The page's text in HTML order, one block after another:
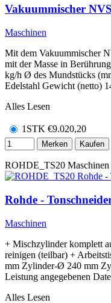
Vakuummischer
Maschinen
Mit dem Vakuummischer
mit der Masse in
kg/h Ø des Mundstücks
Edelstahl Gewicht (netto)
Alles Lesen
1STK €9.020,20
Merken Kaufen
ROHDE_TS20 Maschinen
Rohde -
Maschinen
+ Mischzylinder komplett
reinigen (teilbar) +
mm Zylinder-Ø 240 mm
Leistung angegebenen
Alles Lesen